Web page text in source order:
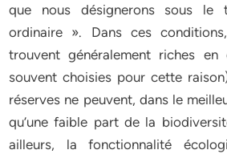
que nous désignerons sous le
ordinaire ». Dans ces
trouvent généralement riches en
souvent choisies pour cette
réserves ne peuvent, dans le
qu’une faible part de la
ailleurs, la fonctionnalité